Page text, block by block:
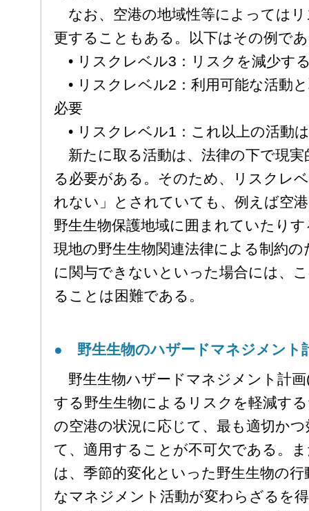
なお、空港の地域性等によっては
更することもある。以下はその例で
• リスクレベル3：リスクを減少す
• リスクレベル2：利用可能な活動
必要
• リスクレベル1：これ以上の活動
新たに取る活動は、法律の下で現
る必要がある。そのため、リスクレ
れない」とされていても、例えば空
野生生物保護地域に囲まれていたり
現地の野生生物関連法律による制約
に関与できないといった場合には、
ることは困難である。
● 野生生物のハザードマネジメント
野生生物ハザードマネジメント計
する野生生物によるリスクを軽減す
の空港の状況に応じて、最も適切か
て、適用することが不可欠である。
は、季節的変化といった野生生物の
なマネジメント活動が変わらざるを